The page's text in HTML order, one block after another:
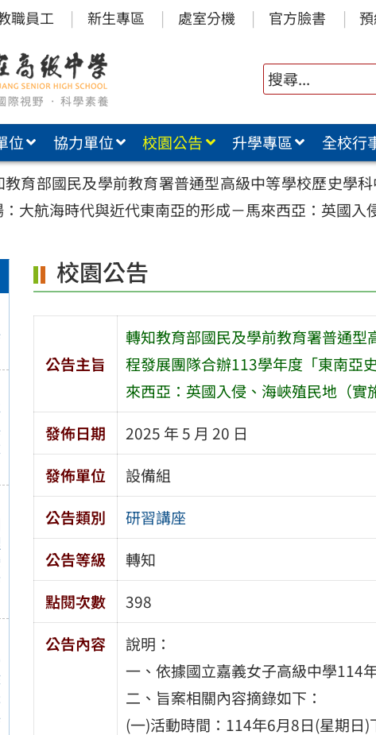
職員工 新生專區 處室分機 官方臉書
位 協力單位 校園公告 升學專區 全校行
教育部國民及學前教育署普通型高級中等學校歷史學
大航海時代與近代東南亞的形成－馬來西亞：英國入
校園公告
公告主旨
轉知教育部國民及學前教育署普通
程發展團隊合辦113學年度「東南亞
來西亞：英國入侵、海峽殖民地（實
發佈日期
2025 年 5 月 20 日
發佈單位
設備組
公告類別
研習講座
公告等級
轉知
點閱次數
398
公告內容
說明：
一、依據國立嘉義女子高級中學114
二、旨案相關內容摘錄如下：
(一)活動時間：114年6月8日(星期日)